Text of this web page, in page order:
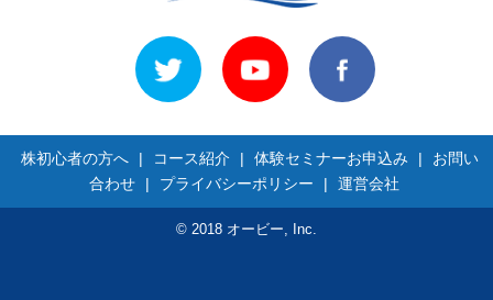
株初心者の方へ | コース紹介 | 体験セミナーお申込み |
お問い
合わせ
| プライバシーポリシー | 運営会社
© 2018 オービー, Inc.